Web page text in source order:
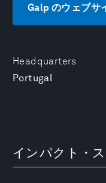
Headquarters
Portugal
Galp のウェブサ
インパクト・